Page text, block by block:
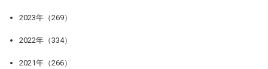
2023年（269）
2022年（334）
2021年（266）